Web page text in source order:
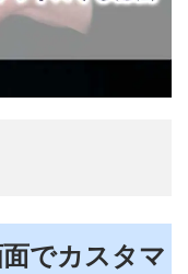
でカスタマ